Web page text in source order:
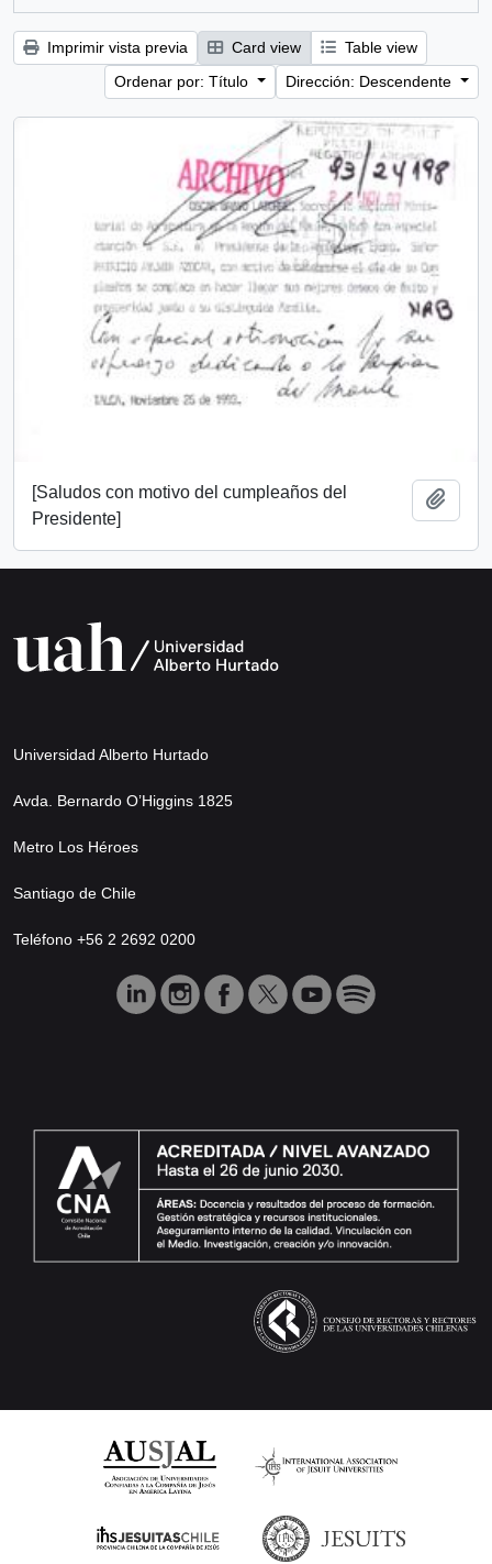
Imprimir vista previa Card view
Table view
Ordenar por: Título
Dirección: Descendente
[Saludos con motivo del cumpleaños del
Presidente]
Universidad Alberto Hurtado
Avda. Bernardo O’Higgins 1825
Metro Los Héroes
Santiago de Chile
Teléfono +56 2 2692 0200